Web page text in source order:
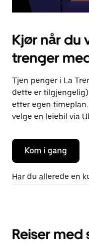
Kjør når du
trenger
Tjen penger i La
dette er
etter egen
velge en leiebil via
Kom i gang
Har du allerede en
Reiser